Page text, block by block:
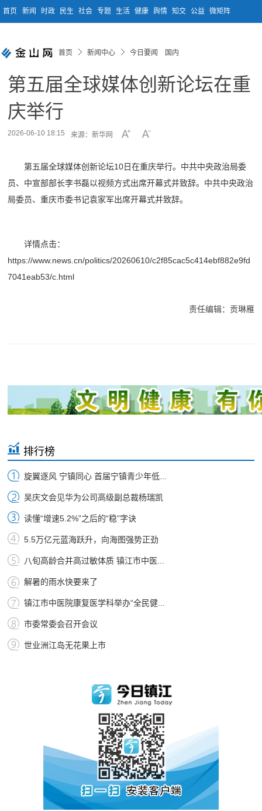
首页 新闻 时政 民生 社会 专题 生活 健康 舆情 知交 公益 微矩阵
首页 新闻中心 今日要闻 国内
第五届全球媒体创新论坛在重
庆举行
2026-06-10 18:15 来源：新华网
第五届全球媒体创新论坛10日在重庆举行。中共中央政治局委
员、中宣部部长李书磊以视频方式出席开幕式并致辞。中共中央政治
局委员、重庆市委书记袁家军出席开幕式并致辞。
详情点击：
https://www.news.cn/politics/20260610/c2f85cac5c414ebf882e9fd
7041eab53/c.html
责任编辑：贡琳雁
排行榜
旋翼逐风 宁镇同心 首届宁镇青少年低...
吴庆文会见华为公司高级副总裁杨瑞凯
读懂“增速5.2%”之后的“稳”字诀
5.5万亿元蓝海跃升，向海图强势正劲
八旬高龄合并高过敏体质 镇江市中医...
解暑的雨水快要来了
镇江市中医院康复医学科举办“全民健...
市委常委会召开会议
世业洲江岛无花果上市